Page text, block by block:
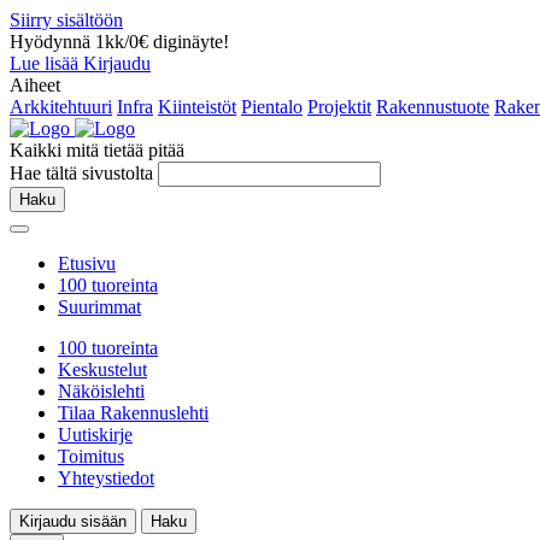
Siirry sisältöön
Hyödynnä 1kk/0€ diginäyte!
Lue lisää Kirjaudu
Aiheet
Arkkitehtuuri Infra Kiinteistöt Pientalo Projektit Rakennustuote
Kaikki mitä tietää pitää
Hae tältä sivustolta
Haku
Etusivu
100 tuoreinta
Suurimmat
100 tuoreinta
Keskustelut
Näköislehti
Tilaa Rakennuslehti
Uutiskirje
Toimitus
Yhteystiedot
Kirjaudu sisään
Haku